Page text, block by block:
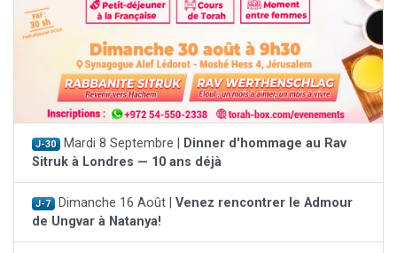
J-30 Mardi 8 Septembre |
Dinner d'hommage au Rav
Sitruk à Londres — 10 ans déjà
J-7 Dimanche 16 Août | Venez rencontrer le Admour
de Ungvar à Natanya!